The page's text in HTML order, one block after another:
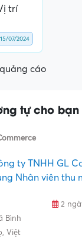
trí
07/2024
cáo
tự cho bạn
ty TNHH GL
Nhân viên thu
2
Bình
Việt